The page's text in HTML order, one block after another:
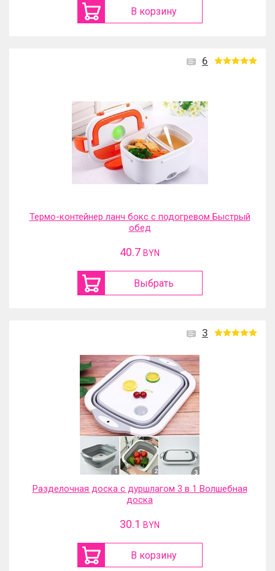
В корзину
6
Термо-контейнер ланч бокс с подогревом Быстрый
обед
40.7 BYN
Выбрать
3
Разделочная доска с дуршлагом 3 в 1 Волшебная
доска
30.1 BYN
В корзину